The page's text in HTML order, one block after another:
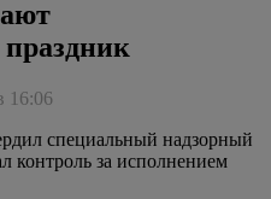
16:06
специальный надзорный
контроль за исполнением